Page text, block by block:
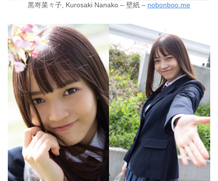
黒嵜菜々子, Kurosaki Nanako – 壁紙 – nobonboo.me